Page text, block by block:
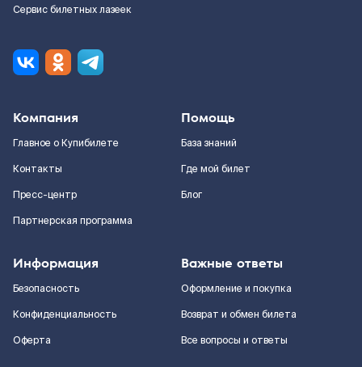
Сервис билетных лазеек
Компания
Главное о Купибилете
Контакты
Пресс-центр
Партнерская программа
Помощь
База знаний
Где мой билет
Блог
Информация
Безопасность
Конфиденциальность
Оферта
Важные ответы
Оформление и покупка
Возврат и обмен билета
Все вопросы и ответы